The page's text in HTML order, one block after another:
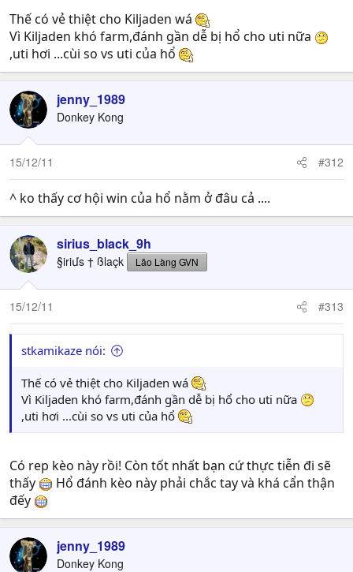
Thế có vẻ thiệt cho Kiljaden wá
Vì Kiljaden khó farm,đánh gần dễ bị hổ cho uti nữa
,uti hơi ...cùi so vs uti của hổ
jenny_1989
Donkey Kong
15/12/11 #312
^ ko thấy cơ hội win của hổ nằm ở đâu cả ....
sirius_black_9h
§iriմs † ßlaçk Lão Làng GVN
15/12/11 #313
stkamikaze nói:
Thế có vẻ thiệt cho Kiljaden wá
Vì Kiljaden khó farm,đánh gần dễ bị hổ cho uti nữa
,uti hơi ...cùi so vs uti của hổ
Có rep kèo này rồi! Còn tốt nhất bạn cứ thực tiễn đi sẽ
thấy
Hổ đánh kèo này phải chắc tay và khá cẩn thận
đếy
jenny_1989
Donkey Kong